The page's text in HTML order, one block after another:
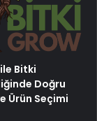
Bitki
Doğru
Ürün Seçimi